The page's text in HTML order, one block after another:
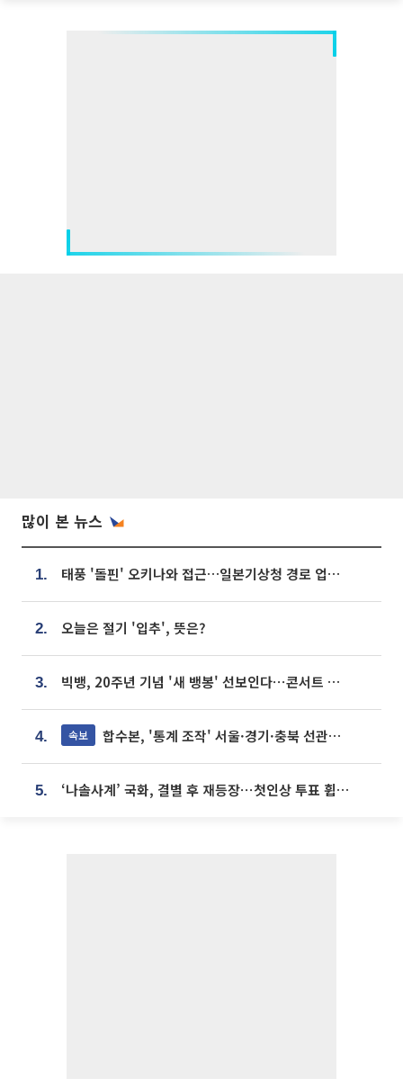
많이 본 뉴스
1. 태풍 '돌핀' 오키나와 접근…일본기상청 경로 업데이트
2. 오늘은 절기 '입추', 뜻은?
3. 빅뱅, 20주년 기념 '새 뱅봉' 선보인다⋯콘서트 앞두고 팝업 개최
4. 속보 합수본, '통계 조작' 서울·경기·충북 선관위 등 추가 압수수색
5. ‘나솔사계’ 국화, 결별 후 재등장⋯첫인상 투표 휩쓸고 ‘인기녀’ 등극